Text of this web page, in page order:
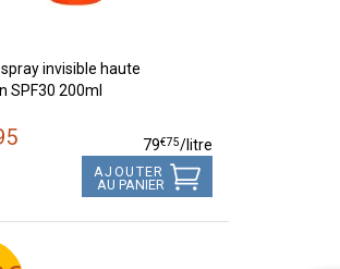
invisible haute
SPF30 200ml
79€75/litre
AJOUTER
AU PANIER